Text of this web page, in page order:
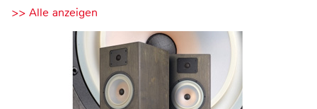
>> Alle anzeigen